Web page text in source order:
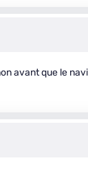
avant que le